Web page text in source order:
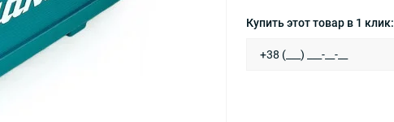
Купить этот товар в 1 клик: